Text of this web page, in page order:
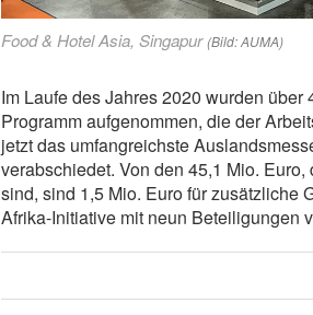
Food & Hotel Asia, Singapur (Bild: AUMA)
Im Laufe des Jahres 2020 wurden
Programm aufgenommen, die der
jetzt das umfangreichste
verabschiedet. Von den 45,1 Mio.
sind, sind 1,5 Mio. Euro für zusätzliche
Afrika-Initiative mit neun Beteiligungen